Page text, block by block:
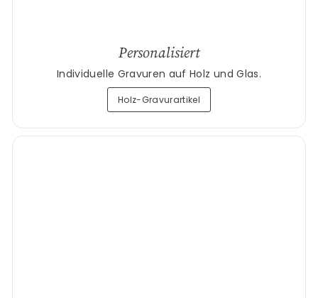
Personalisiert
Individuelle Gravuren auf Holz und Glas.
Holz-Gravurartikel